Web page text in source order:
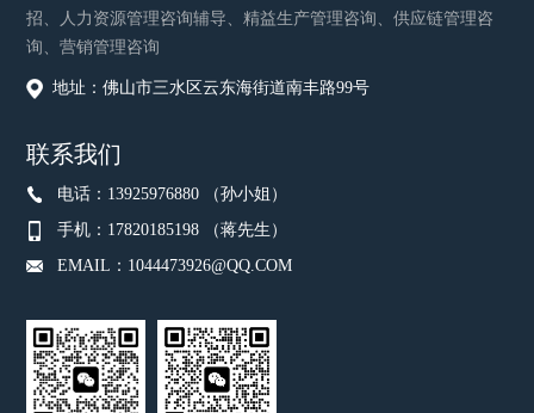
招、人力资源管理咨询辅导、精益生产管理咨询、供应链管理咨
询、营销管理咨询
地址：佛山市三水区云东海街道南丰路99号
联系我们
电话：13925976880 （孙小姐）
手机：17820185198 （蒋先生）
EMAIL：1044473926@QQ.COM